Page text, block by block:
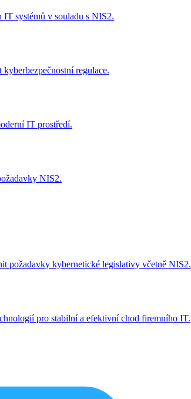
systémů v souladu s NIS2.
regulace.
IT prostředí.
NIS2.
požadavky kybernetické legislativy včetně NIS2.
pro stabilní a efektivní chod firemního IT.